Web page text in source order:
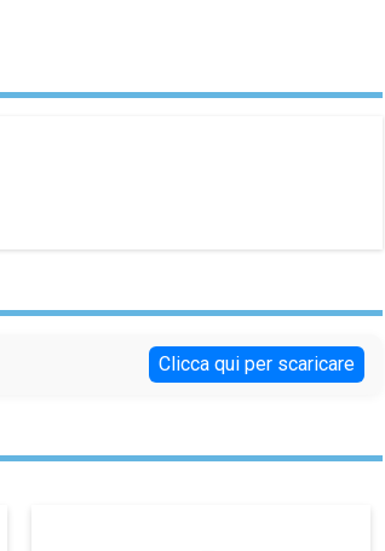
Clicca qui per scaricare